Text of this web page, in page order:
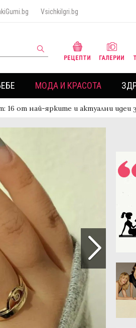
VsichkiIgri.bg
РЕЦЕПТИ ГАЛЕРИИ
МОДА И КРАСОТА
16 от най-ярките и актуални идеи